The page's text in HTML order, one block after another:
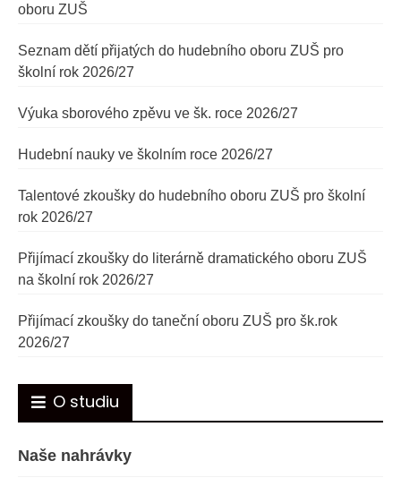
oboru ZUŠ
Seznam dětí přijatých do hudebního oboru ZUŠ pro
školní rok 2026/27
Výuka sborového zpěvu ve šk. roce 2026/27
Hudební nauky ve školním roce 2026/27
Talentové zkoušky do hudebního oboru ZUŠ pro školní
rok 2026/27
Přijímací zkoušky do literárně dramatického oboru ZUŠ
na školní rok 2026/27
Přijímací zkoušky do taneční oboru ZUŠ pro šk.rok
2026/27
O studiu
Naše nahrávky